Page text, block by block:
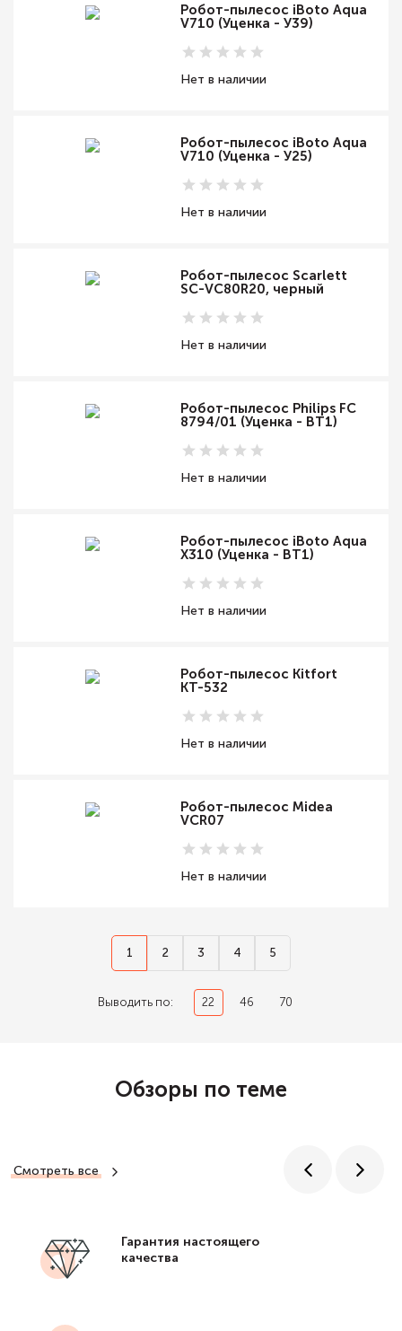
Робот-пылесос iBoto Aqua
V710 (Уценка - У39)
Нет в наличии
Робот-пылесос iBoto Aqua
V710 (Уценка - У25)
Нет в наличии
Робот-пылесос Scarlett
SC-VC80R20, черный
Нет в наличии
Робот-пылесос Philips FC
8794/01 (Уценка - ВТ1)
Нет в наличии
Робот-пылесос iBoto Aqua
X310 (Уценка - ВТ1)
Нет в наличии
Робот-пылесос Kitfort
КТ-532
Нет в наличии
Робот-пылесос Midea
VCR07
Нет в наличии
1 2 3 4 5
Выводить по: 22 46 70
Обзоры по теме
Смотреть все
Гарантия настоящего
качества